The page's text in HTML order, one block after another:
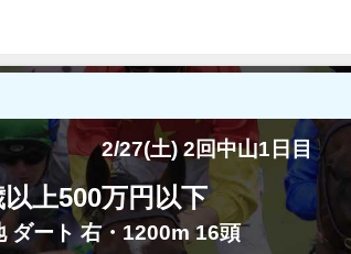
2/27(土) 2回中山1日目
以上500万円以下
ダート 右・1200m 16頭